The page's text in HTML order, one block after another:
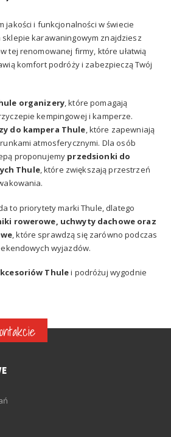
jakości i funkcjonalności w świecie
sklepie karawaningowym znajdziesz
tej renomowanej firmy, które ułatwią
komfort podróży i zabezpieczą Twój
organizery, które pomagają
kempingowej i kamperze.
do kampera Thule, które zapewniają
atmosferycznymi. Dla osób
proponujemy przedsionki do
Thule, które zwiększają przestrzeń
to priorytety marki Thule, dlatego
rowerowe, uchwyty dachowe oraz
, które sprawdzą się zarówno podczas
wyjazdów.
Thulei podróżuj wygodnie